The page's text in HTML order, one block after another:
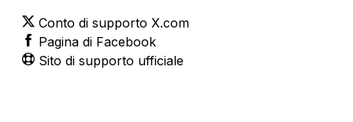
Conto di supporto X.com
Pagina di Facebook
Sito di supporto ufficiale